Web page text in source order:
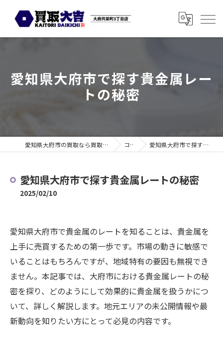
愛知県大府市で探す貴金属レー
トの秘密
愛知県大府市の買取なら買取大吉 大府共栄町3丁目店 コラム 愛知県大府市で探す貴金属レートの秘密
愛知県大府市で探す貴金属レートの秘密
2025/02/10
愛知県大府市で貴金属のレートを知ることは、貴金属を
上手に売買するための第一歩です。市場の動きに敏感で
いることはもちろんですが、地域特有の要因も無視でき
ません。本記事では、大府市における貴金属レートの秘
密を探り、どのようにして効果的に貴金属を扱うかにつ
いて、詳しく解説します。地元エリアの未公開情報や最
新動向を知りたい方にとって必見の内容です。